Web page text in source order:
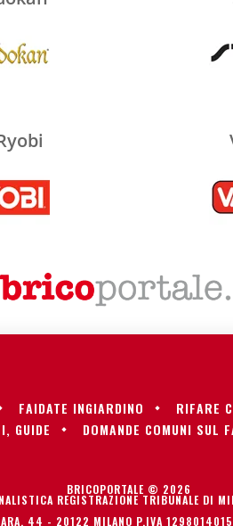
FAIDATE INGIARDINO RIFARE
GUIDE DOMANDE COMUNI SUL
BRICOPORTALE © 2026
REGISTRAZIONE TRIBUNALE DI
44 - 20122 MILANO P.IVA